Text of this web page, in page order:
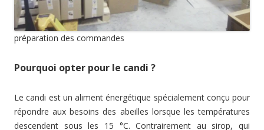
préparation des commandes
Pourquoi opter pour le candi ?
Le candi est un aliment énergétique spécialement conçu pour
répondre aux besoins des abeilles lorsque les températures
descendent sous les 15 °C. Contrairement au sirop, qui